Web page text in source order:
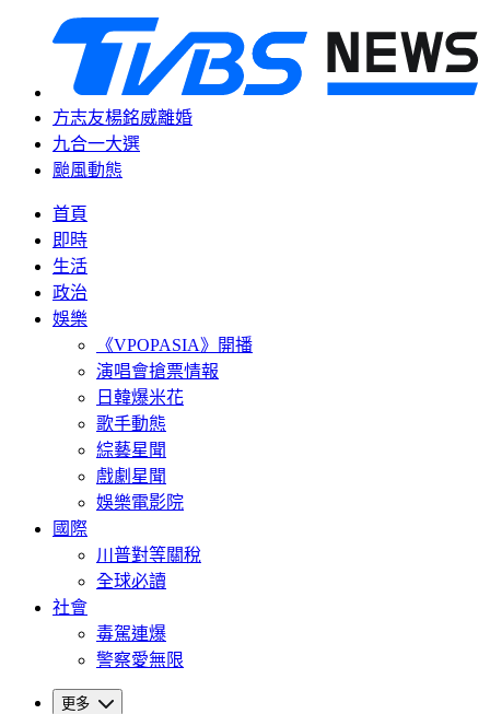
方志友楊銘威離婚
九合一大選
颱風動態
首頁
即時
生活
政治
娛樂
《VPOPASIA》開播
演唱會搶票情報
日韓爆米花
歌手動態
綜藝星聞
戲劇星聞
娛樂電影院
國際
川普對等關稅
全球必讀
社會
毒駕連爆
警察愛無限
更多